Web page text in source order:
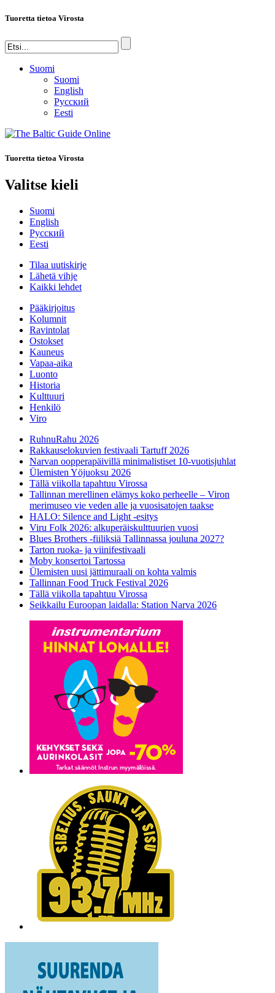
Tuoretta tietoa Virosta
Suomi
Suomi
English
Русский
Eesti
Tuoretta tietoa Virosta
Valitse kieli
Suomi
English
Русский
Eesti
Tilaa uutiskirje
Lähetä vihje
Kaikki lehdet
Pääkirjoitus
Kolumnit
Ravintolat
Ostokset
Kauneus
Vapaa-aika
Luonto
Historia
Kulttuuri
Henkilö
Viro
RuhnuRahu 2026
Rakkauselokuvien festivaali Tartuff 2026
Narvan oopperapäivillä minimalistiset 10-vuotisjuhlat
Ülemisten Yöjuoksu 2026
Tällä viikolla tapahtuu Virossa
Tallinnan merellinen elämys koko perheelle – Viron
merimuseo vie veden alle ja vuosisatojen taakse
HALO: Silence and Light -esitys
Viru Folk 2026: alkuperäiskulttuurien vuosi
Blues Brothers -fiiliksiä Tallinnassa jouluna 2027?
Tarton ruoka- ja viinifestivaali
Moby konsertoi Tartossa
Ülemisten uusi jättimuraali on kohta valmis
Tallinnan Food Truck Festival 2026
Tällä viikolla tapahtuu Virossa
Seikkailu Euroopan laidalla: Station Narva 2026